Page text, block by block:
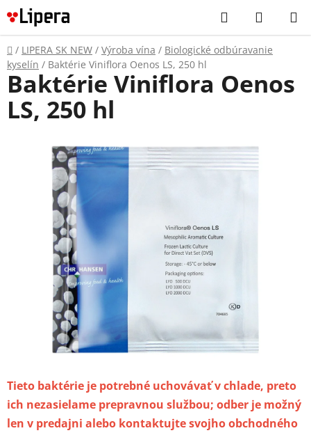
Prejsť
na
obsah
Hľadať
KOŠÍK
Domov
/ LIPERA SK NEW / Výroba vína / Biologické odbúravanie
kyselín / Baktérie Viniflora Oenos LS, 250 hl
Tieto baktérie je potrebné uchovávať v chlade, preto
ich nezasielame prepravnou službou; odber je možný
len v predajni alebo kontaktujte svojho obchodného
Baktérie Viniflora Oenos
LS, 250 hl